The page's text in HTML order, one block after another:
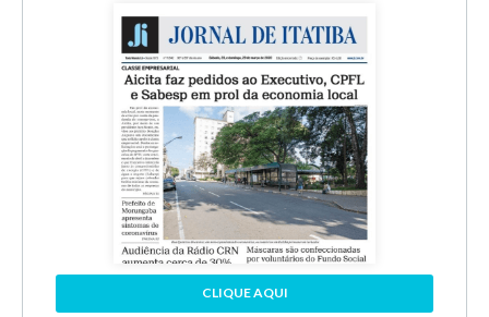
CLIQUE AQUI